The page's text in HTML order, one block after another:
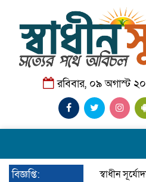
রবিবার, ০৯ অগাস্ট
বিজ্ঞপ্তি: স্বাধীন